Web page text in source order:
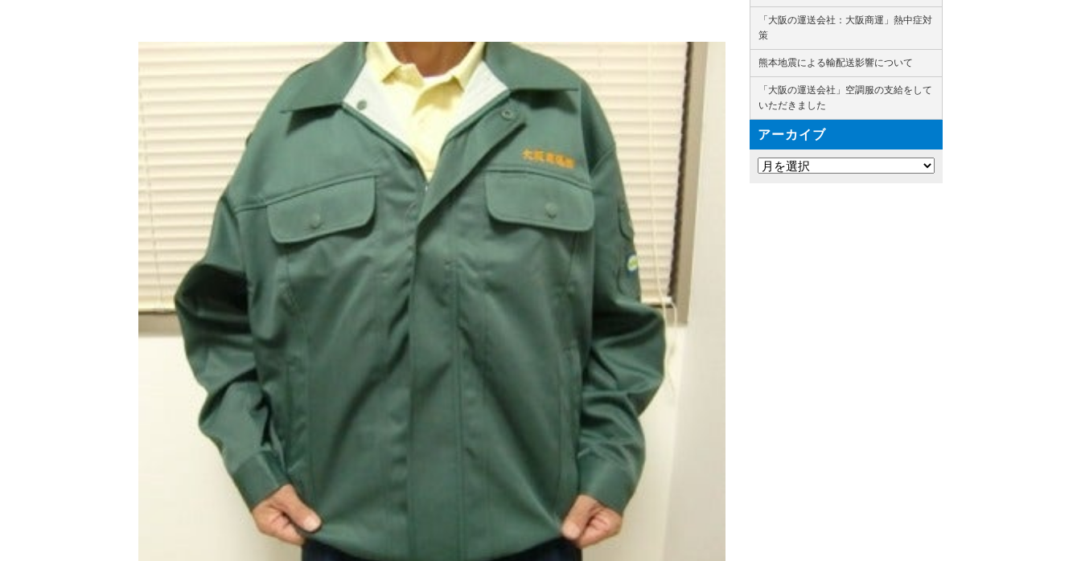
「大阪の運送会社：大阪商運」熱中症対
策
熊本地震による輸配送影響について
「大阪の運送会社」空調服の支給をして
いただきました
アーカイブ